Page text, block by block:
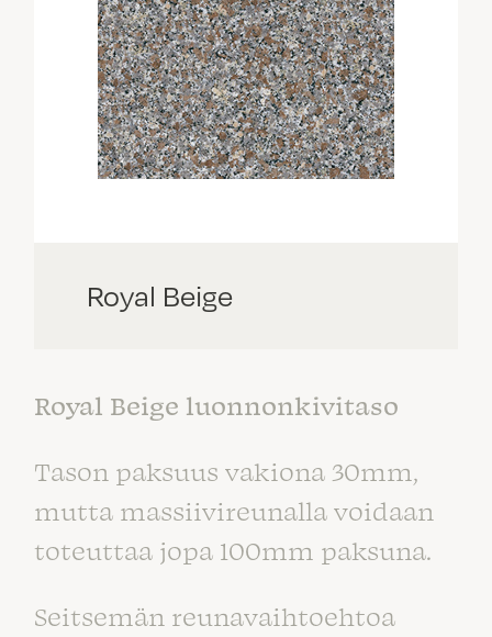
Royal Beige
Royal Beige luonnonkivitaso
Tason paksuus vakiona 30mm,
mutta massiivireunalla voidaan
toteuttaa jopa 100mm paksuna.
Seitsemän reunavaihtoehtoa